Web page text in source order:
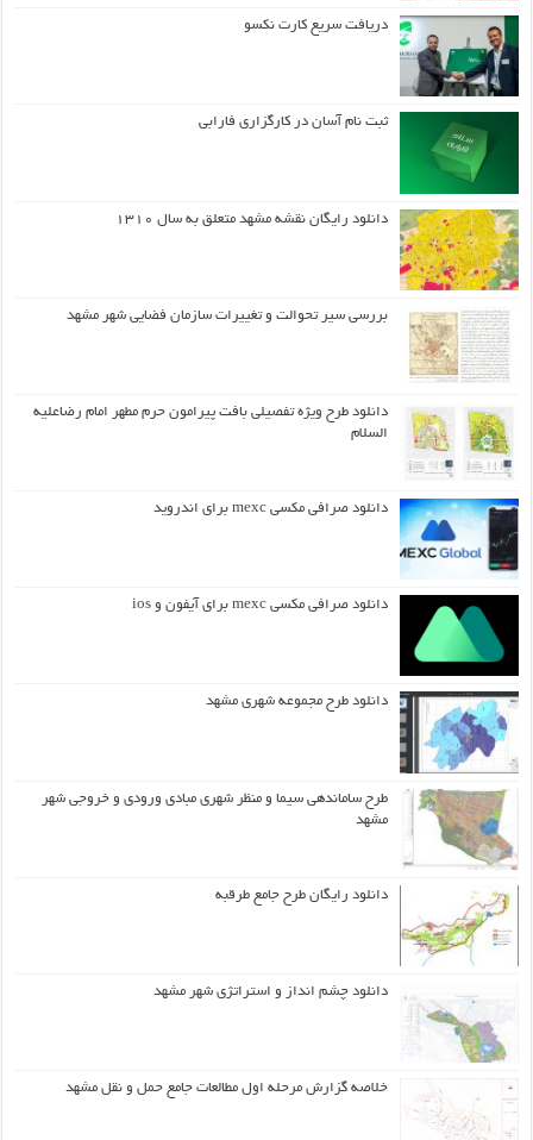
دریافت سریع کارت نکسو
ثبت نام آسان در کارگزاری فارابی
دانلود رایگان نقشه مشهد متعلق به سال ۱۳۱۰
بررسی سیر تحوالت و تغییرات سازمان فضایی شهر مشهد
دانلود طرح ويژه تفصيلي بافت پيرامون حرم مطهر امام رضاعليه
السلام
دانلود صرافی مکسی mexc برای اندروید
دانلود صرافی مکسی mexc برای آیفون و ios
دانلود طرح مجموعه شهری مشهد
طرح ساماندهی سیما و منظر شهری مبادی ورودی و خروجی شهر
مشهد
دانلود رایگان طرح جامع طرقبه
دانلود چشم انداز و استراتژی شهر مشهد
خلاصه گزارش مرحله اول مطالعات جامع حمل و نقل مشهد